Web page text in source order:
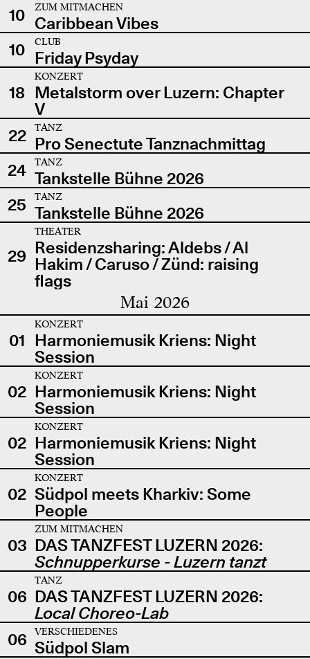
10
ZUM MITMACHEN
Caribbean Vibes
10
CLUB
Friday Psyday
18
KONZERT
Metalstorm over Luzern: Chapter
V
22
TANZ
Pro Senectute Tanznachmittag
24
TANZ
Tankstelle Bühne 2026
25
TANZ
Tankstelle Bühne 2026
29
THEATER
Residenzsharing: Aldebs / Al
Hakim / Caruso / Zünd: raising
flags
Mai 2026
01
KONZERT
Harmoniemusik Kriens: Night
Session
02
KONZERT
Harmoniemusik Kriens: Night
Session
02
KONZERT
Harmoniemusik Kriens: Night
Session
02
KONZERT
Südpol meets Kharkiv: Some
People
03
ZUM MITMACHEN
DAS TANZFEST LUZERN 2026:
Schnupperkurse - Luzern tanzt
06
TANZ
DAS TANZFEST LUZERN 2026:
Local Choreo-Lab
06
VERSCHIEDENES
Südpol Slam